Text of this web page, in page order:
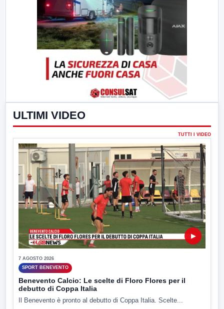
ULTIMI VIDEO
TUTTI I VIDEO
▶
7 AGOSTO 2026
SPORT BENEVENTO
Benevento Calcio: Le scelte di Floro Flores per il
debutto di Coppa Italia
Il Benevento è pronto al debutto di Coppa Italia. Scelte...